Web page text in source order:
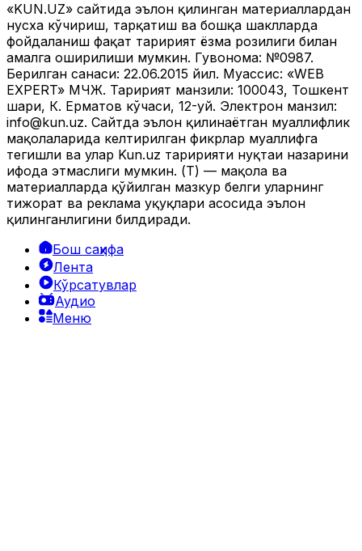
«KUN.UZ» сайтида эълон қилинган материаллардан
нусха кўчириш, тарқатиш ва бошқа шаклларда
фойдаланиш фақат таҳририят ёзма розилиги билан
амалга оширилиши мумкин. Гувоҳнома: №0987.
Берилган санаси: 22.06.2015 йил. Муассис: «WEB
EXPERT» МЧЖ. Таҳририят манзили: 100043, Тошкент
шаҳри, К. Ерматов кўчаси, 12-уй. Электрон манзил:
info@kun.uz. Сайтда эълон қилинаётган муаллифлик
мақолаларида келтирилган фикрлар муаллифга
тегишли ва улар Kun.uz таҳририяти нуқтаи назарини
ифода этмаслиги мумкин. (Т) — мақола ва
материалларда қўйилган мазкур белги уларнинг
тижорат ва реклама ҳуқуқлари асосида эълон
қилинганлигини билдиради.
Бош саҳифа
Лента
Кўрсатувлар
Аудио
Меню